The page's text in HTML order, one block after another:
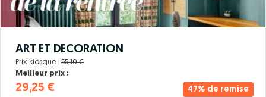
47% de remise
ART ET DECORATION
Prix kiosque : 55,10 €
Meilleur prix :
29,25 €